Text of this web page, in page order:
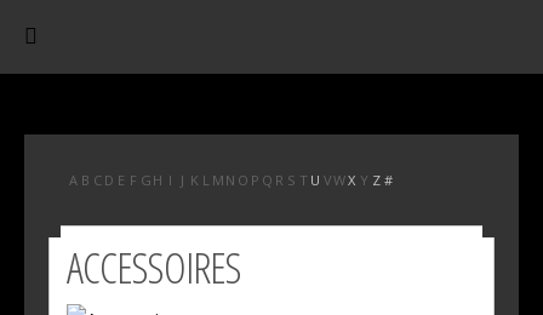
A B C D E F G H I J K L M N O P Q R S T U VWX Y Z #
ACCESSOIRES